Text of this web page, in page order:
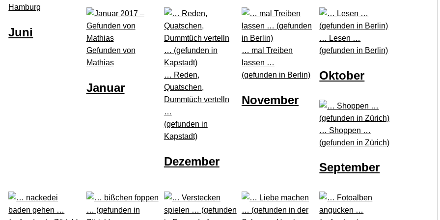
Hamburg
Juni
Gefunden von
Mathias
Januar
… Reden,
Quatschen,
Dummtüch vertelln
…
(gefunden in
Kapstadt)
Dezember
… mal Treiben
lassen …
(gefunden in Berlin)
November
… Lesen …
(gefunden in Berlin)
Oktober
… Shoppen …
(gefunden in Zürich)
September